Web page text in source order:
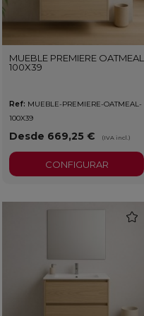
MUEBLE PREMIERE OATMEAL
100X39
Ref: MUEBLE-PREMIERE-OATMEAL-
100X39
Desde 669,25 € (IVA incl.)
CONFIGURAR